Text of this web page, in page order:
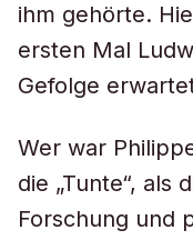
ihm gehörte.
ersten Mal
Gefolge
Wer war
die „Tunte“, als
Forschung und